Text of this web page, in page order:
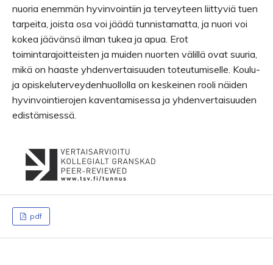
nuoria enemmän hyvinvointiin ja terveyteen liittyviä tuen
tarpeita, joista osa voi jäädä tunnistamatta, ja nuori voi
kokea jäävänsä ilman tukea ja apua. Erot
toimintarajoitteisten ja muiden nuorten välillä ovat suuria,
mikä on haaste yhdenvertaisuuden toteutumiselle. Koulu-
ja opiskeluterveydenhuollolla on keskeinen rooli näiden
hyvinvointierojen kaventamisessa ja yhdenvertaisuuden
edistämisessä.
pdf